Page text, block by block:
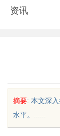
资讯
摘要: 本文深
水平。......